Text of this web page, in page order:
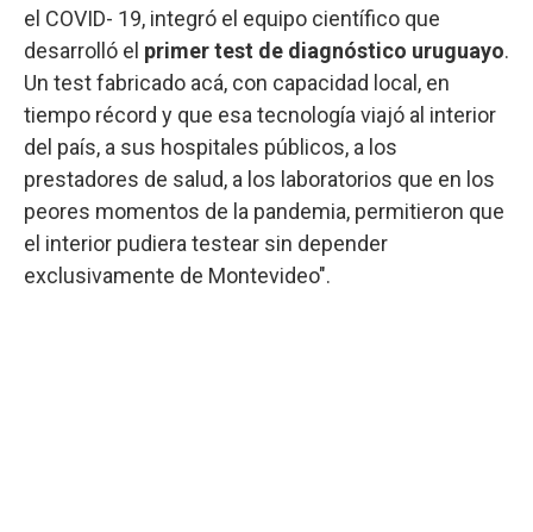
el COVID- 19, integró el equipo científico que
desarrolló el primer test de diagnóstico uruguayo.
Un test fabricado acá, con capacidad local, en
tiempo récord y que esa tecnología viajó al interior
del país, a sus hospitales públicos, a los
prestadores de salud, a los laboratorios que en los
peores momentos de la pandemia, permitieron que
el interior pudiera testear sin depender
exclusivamente de Montevideo".